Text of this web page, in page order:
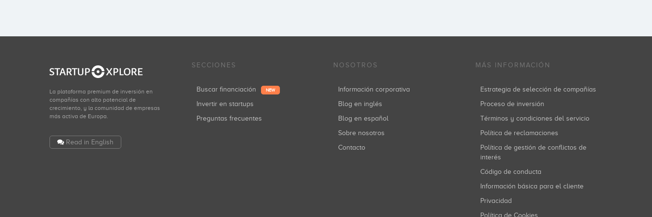
La plataforma premium de inversión en
compañías con alto potencial de
crecimiento, y la comunidad de empresas
más activa de Europa.
Read in English
SECCIONES
Buscar financiación NEW
Invertir en startups
Preguntas frecuentes
NOSOTROS
Información corporativa
Blog en inglés
Blog en español
Sobre nosotros
Contacto
MÁS INFORMACIÓN
Estrategia de selección de compañías
Proceso de inversión
Términos y condiciones del servicio
Política de reclamaciones
Política de gestión de conflictos de
interés
Código de conducta
Información básica para el cliente
Privacidad
Política de Cookies